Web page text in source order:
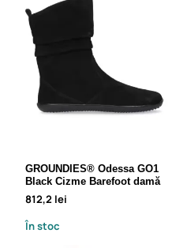
GROUNDIES® Odessa GO1
Black Cizme Barefoot damă
812,2 lei
În stoc